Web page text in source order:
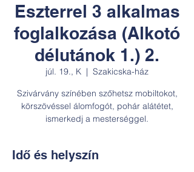
Eszterrel 3 alkalmas
foglalkozása (Alkotó
délutánok 1.) 2.
júl. 19., K
  |
Szakicska-ház
Szivárvány színében szőhetsz mobiltokot,
körszövéssel álomfogót, pohár alátétet,
ismerkedj a mesterséggel.
Idő és helyszín